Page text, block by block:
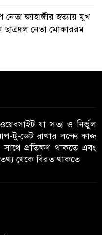
নেতা জাহাঙ্গীর হত্যায় মুখ
নেতা মোকাররম
কর্মসূচিতে বিএনপির
উদ্যেশ্যে শিবিরের মেসের
ছাত্রদল সভাপতিকে
সভাপতির কড়া বার্তা
নেতাদের ফুল দিয়ে মঞ্চে
যা সত্য ও নির্ভুল
টু-ডেট রাখার লক্ষ্যে কাজ
প্রতিক্ষণ থাকতে এবং
থেকে বিরত থাকতে।